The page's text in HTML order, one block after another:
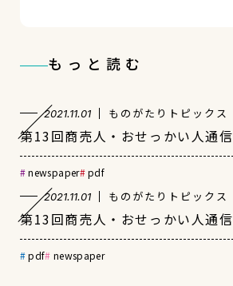
もっと読む
2021.11.01 ものがたりトピックス
第13回商売人・おせっかい人通信
newspaper pdf
2021.11.01 ものがたりトピックス
第13回商売人・おせっかい人通信
pdf newspaper